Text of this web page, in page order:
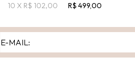
10 X R$ 102,00
R$ 499,00